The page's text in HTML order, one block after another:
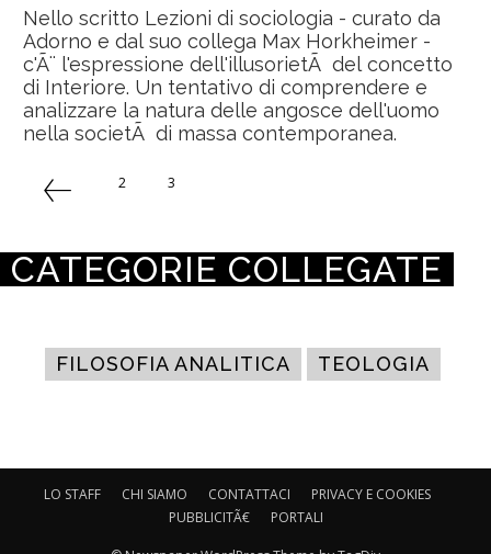
Nello scritto Lezioni di sociologia - curato da
Adorno e dal suo collega Max Horkheimer -
c'Ã¨ l'espressione dell'illusorietÃ del concetto
di Interiore. Un tentativo di comprendere e
analizzare la natura delle angosce dell'uomo
nella societÃ di massa contemporanea.
2 3
CATEGORIE COLLEGATE
FILOSOFIA ANALITICA TEOLOGIA
LO STAFF CHI SIAMO CONTATTACI
PRIVACY E COOKIES
PUBBLICITÃ€
PORTALI